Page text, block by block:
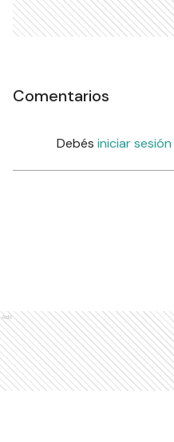
Comentarios
Debés iniciar sesión
Ads